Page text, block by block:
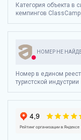
Категория объекта в
кемпингов ClassCamp
НОМЕР НЕ
Номер в едином
туристской индустрии